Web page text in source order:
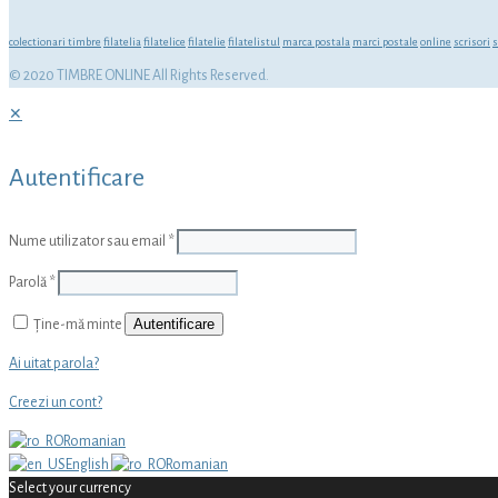
colectionari timbre filatelia filatelice filatelie filatelistul marca postala marci postale online scrisori
© 2020 TIMBRE ONLINE All Rights Reserved.
✕
Autentificare
Nume utilizator sau email *
Parolă *
Ține-mă minte Autentificare
Ai uitat parola?
Creezi un cont?
Romanian
English
Romanian
Select your currency